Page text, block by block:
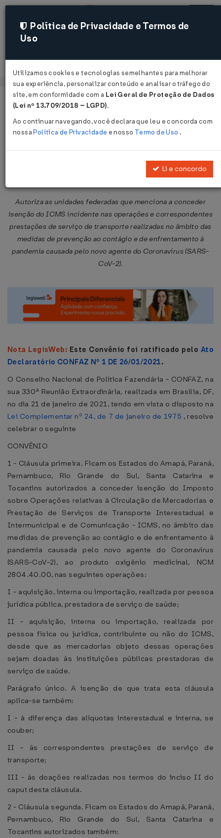
Acessar
Página Inicial Legislações
Convênio ICMS Nº 2 DE
Autoriza as unidades federadas que menciona a conceder
isenção do ICMS incidente nas operações e correspondentes
prestações de serviço de transporte realizadas no âmbito das
medidas de prevenção ao contágio e de enfrentamento à
pandemia causada pelo novo agente do Coronavírus (SARS-
CoV-2).
Nota LegisWeb: Este Convênio foi ratificado pelo Ato
Declaratório CONFAZ Nº 1 DE 26/01/2021.
O Conselho Nacional de Política Fazendária - CONFAZ, na
sua 330ª Reunião Extraordinária, realizada em Brasília, DF,
no dia 21 de janeiro de 2021, tendo em vista o disposto na
Lei Complementar nº 24, de 7 de janeiro de 1975 , resolve
celebrar o seguinte
CONVÊNIO
1 - Cláusula primeira. Ficam os Estados do Amapá, Paraná,
Pernambuco, Rio Grande do Sul, Santa Catarina e
Tocantins autorizados a conceder isenção do Imposto
sobre Operações relativas à Circulação de Mercadorias e
Prestação de Serviços de Transporte Interestadual e
Intermunicipal e de Comunicação - ICMS, no âmbito das
medidas de prevenção ao contágio e de enfrentamento à
pandemia causada pelo novo agente do Coronavírus
(SARS-CoV-2), ao produto oxigênio medicinal, NCM
2804.40.00, nas seguintes operações:
I - aquisição, interna ou importação, realizada por pessoa
jurídica pública, prestadora de serviço de saúde;
II - aquisição, interna ou importação, realizada por
pessoa física ou jurídica, contribuinte ou não do ICMS,
desde que as mercadorias objeto dessas operações
sejam doadas às instituições públicas prestadoras de
serviço de saúde.
Parágrafo único. A isenção de que trata esta cláusula
aplica-se também:
I - à diferença das alíquotas interestadual e interna, se
couber;
II - às correspondentes prestações de serviço de
transporte;
III - às doações realizadas nos termos do inciso II do
caput desta cláusula.
2 - Cláusula segunda. Ficam os Estados do Amapá, Paraná,
Pernambuco, Rio Grande do Sul, Santa Catarina e
Tocantins autorizados também:
Política de Privacidade e Termos de
Uso
Utilizamos cookies e tecnologias semelhantes para melhorar
sua experiência, personalizar conteúdo e analisar o tráfego do
site, em conformidade com a Lei Geral de Proteção de Dados
(Lei nº 13.709/2018 – LGPD).
Ao continuar navegando, você declara que leu e concorda com
nossaPolítica de Privacidade e nosso Termo de Uso .
Li e concordo